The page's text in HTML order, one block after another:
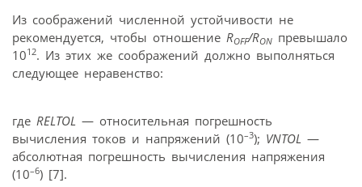
Из соображений численной устойчивости не
рекомендуется, чтобы отношение ROFF/RON превышало
1012. Из этих же соображений должно выполняться
следующее неравенство:
где RELTOL — относительная погрешность
вычисления токов и напряжений (10–3); VNTOL —
абсолютная погрешность вычисления напряжения
(10–6) [7].